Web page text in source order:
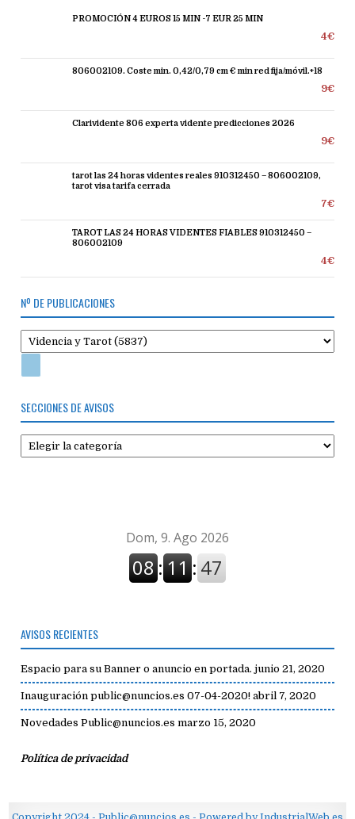
PROMOCIÓN 4 EUROS 15 MIN -7 EUR 25 MIN
4€
806002109. Coste min. 0,42/0,79 cm € min red fija/móvil.+18
9€
Clarividente 806 experta vidente predicciones 2026
9€
tarot las 24 horas videntes reales 910312450 – 806002109,
tarot visa tarifa cerrada
7€
TAROT LAS 24 HORAS VIDENTES FIABLES 910312450 –
806002109
4€
Nº DE PUBLICACIONES
SECCIONES DE AVISOS
Secciones
de
AVISOS RECIENTES
Espacio para su Banner o anuncio en portada. junio 21, 2020
Inauguración public@nuncios.es 07-04-2020! abril 7, 2020
Novedades Public@nuncios.es marzo 15, 2020
Política de privacidad